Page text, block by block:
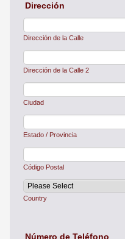
Dirección
Dirección de la Calle
Dirección de la Calle 2
Ciudad
Estado / Provincia
Código Postal
Country
Número de Teléfono